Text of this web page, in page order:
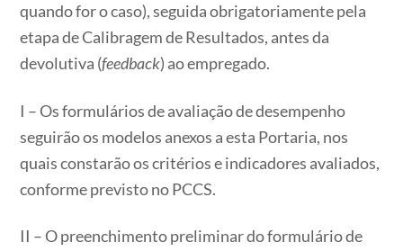
quando for o caso), seguida obrigatoriamente pela
etapa de Calibragem de Resultados, antes da
devolutiva (feedback) ao empregado.
I – Os formulários de avaliação de desempenho
seguirão os modelos anexos a esta Portaria, nos
quais constarão os critérios e indicadores avaliados,
conforme previsto no PCCS.
II – O preenchimento preliminar do formulário de